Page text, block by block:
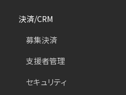
決済/CRM
募集決済
支援者管理
セキュリティ